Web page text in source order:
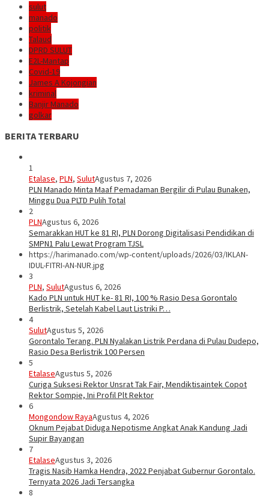
sulut
manado
politik
Talaud
DPRD SULUT
E2L-Mantap
Covid-19
James A Kojongian
kriminal
Banjir Manado
golkar
BERITA TERBARU
1
Etalase, PLN, SulutAgustus 7, 2026
PLN Manado Minta Maaf Pemadaman Bergilir di Pulau Bunaken,
Minggu Dua PLTD Pulih Total
2
PLNAgustus 6, 2026
Semarakkan HUT ke 81 RI, PLN Dorong Digitalisasi Pendidikan di
SMPN1 Palu Lewat Program TJSL
https://harimanado.com/wp-content/uploads/2026/03/IKLAN-
IDUL-FITRI-AN-NUR.jpg
3
PLN, SulutAgustus 6, 2026
Kado PLN untuk HUT ke- 81 RI, 100 % Rasio Desa Gorontalo
Berlistrik, Setelah Kabel Laut Listriki P…
4
SulutAgustus 5, 2026
Gorontalo Terang. PLN Nyalakan Listrik Perdana di Pulau Dudepo,
Rasio Desa Berlistrik 100 Persen
5
EtalaseAgustus 5, 2026
Curiga Suksesi Rektor Unsrat Tak Fair, Mendiktisaintek Copot
Rektor Sompie, Ini Profil Plt Rektor
6
Mongondow RayaAgustus 4, 2026
Oknum Pejabat Diduga Nepotisme Angkat Anak Kandung Jadi
Supir Bayangan
7
EtalaseAgustus 3, 2026
Tragis Nasib Hamka Hendra, 2022 Penjabat Gubernur Gorontalo.
Ternyata 2026 Jadi Tersangka
8